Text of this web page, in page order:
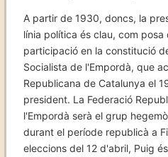
A partir de 1930, doncs, la
línia política és clau, com posa
participació en la constitució
Socialista de l'Empordà, que
Republicana de Catalunya el
president. La Federació
l'Empordà serà el grup
durant el període republicà a
eleccions del 12 d'abril, Puig